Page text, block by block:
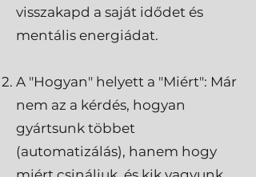
visszakapd a saját idődet és
mentális energiádat.
A "Hogyan" helyett a "Miért": Már
nem az a kérdés, hogyan
gyártsunk többet
(automatizálás), hanem hogy